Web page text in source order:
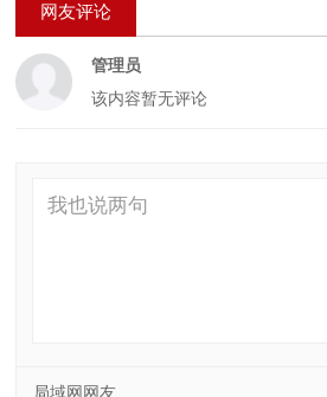
网友评论
管理员
该内容暂无评论
局域网网友